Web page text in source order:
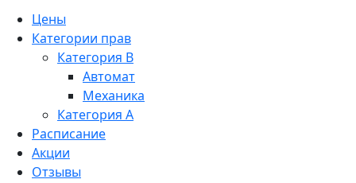
Цены
Категории прав
Категория B
Автомат
Механика
Категория A
Расписание
Акции
Отзывы